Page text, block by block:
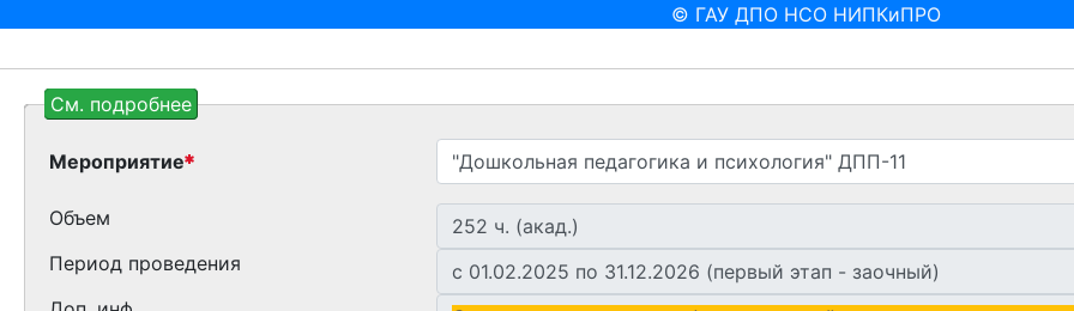
© ГАУ ДПО НСО НИПКиПРО
См. подробнее
Мероприятие
Объем
Период проведения